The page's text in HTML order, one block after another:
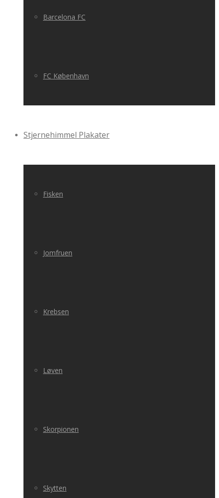
Barcelona FC
FC København
Stjernehimmel Plakater
Fisken
Jomfruen
Krebsen
Løven
Skorpionen
Skytten